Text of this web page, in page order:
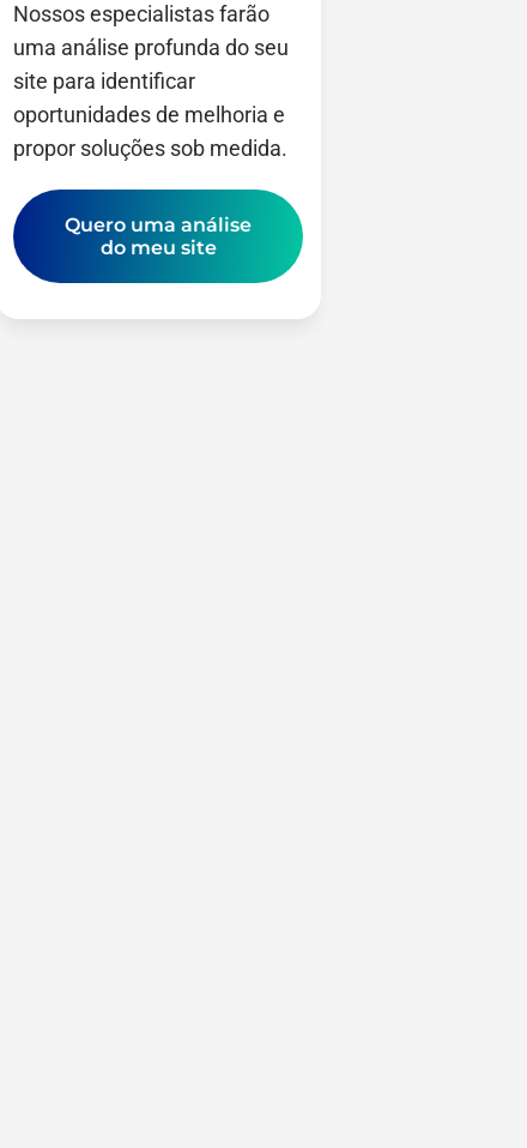
Nossos especialistas farão
uma análise profunda do seu
site para identificar
oportunidades de melhoria e
propor soluções sob medida.
Quero uma análise
do meu site